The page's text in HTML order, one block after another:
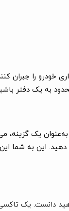
را جبران
به یک دفتر
یک
این به شما
دانست. یک